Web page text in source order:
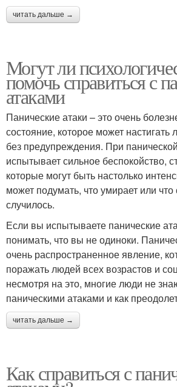
читать дальше →
Могут ли
помочь справиться с
атаками
Панические атаки – это очень
состояние, которое может настигать
без предупреждения. При
испытывает сильное беспокойство,
которые могут быть настолько
может подумать, что умирает или что
случилось.
Если вы испытываете панические
понимать, что вы не одиноки.
очень распространенное явление,
поражать людей всех возрастов и
несмотря на это, многие люди не
паническими атаками и как
читать дальше →
Как справиться с